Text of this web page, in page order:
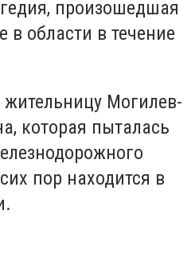
произошедшая
в области в течение
жительницу Могилев-
которая пыталась
пор находится в